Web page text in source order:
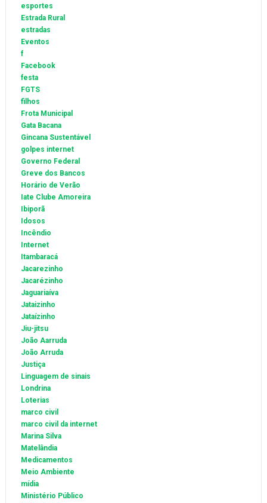
esportes
Estrada Rural
estradas
Eventos
f
Facebook
festa
FGTS
filhos
Frota Municipal
Gata Bacana
Gincana Sustentável
golpes internet
Governo Federal
Greve dos Bancos
Horário de Verão
Iate Clube Amoreira
Ibiporã
Idosos
Incêndio
Internet
Itambaracá
Jacarezinho
Jacarézinho
Jaguariaíva
Jataizinho
Jataízinho
Jiu-jitsu
João Aarruda
João Arruda
Justiça
Linguagem de sinais
Londrina
Loterias
marco civil
marco civil da internet
Marina Silva
Matelândia
Medicamentos
Meio Ambiente
mídia
Ministério Público